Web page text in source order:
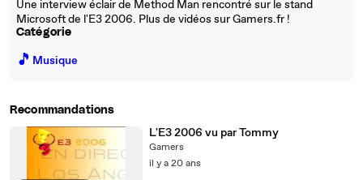
Une interview éclair de Method Man rencontré sur le stand
Microsoft de l'E3 2006. Plus de vidéos sur Gamers.fr !
Catégorie
🎵 Musique
Recommandations
L'E3 2006 vu par Tommy
Gamers
il y a 20 ans